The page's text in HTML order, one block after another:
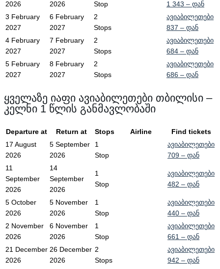
2026
2026
Stop
1 343 – დან
3 February
2027
6 February
2027
2
Stops
ავიაბილეთები
837 – დან
4 February
2027
7 February
2027
2
Stops
ავიაბილეთები
684 – დან
5 February
2027
8 February
2027
2
Stops
ავიაბილეთები
686 – დან
ყველაზე იაფი ავიაბილეთები თბილისი –
კელნი 1 წლის განმავლობაში
Departure at Return at Stops Airline
Find tickets
17 August
2026
5 September
2026
1
Stop
ავიაბილეთები
709 – დან
11
September
2026
14
September
2026
1
Stop
ავიაბილეთები
482 – დან
5 October
2026
5 November
2026
1
Stop
ავიაბილეთები
440 – დან
2 November
2026
6 November
2026
1
Stop
ავიაბილეთები
661 – დან
21 December
2026
26 December
2026
2
Stops
ავიაბილეთები
942 – დან